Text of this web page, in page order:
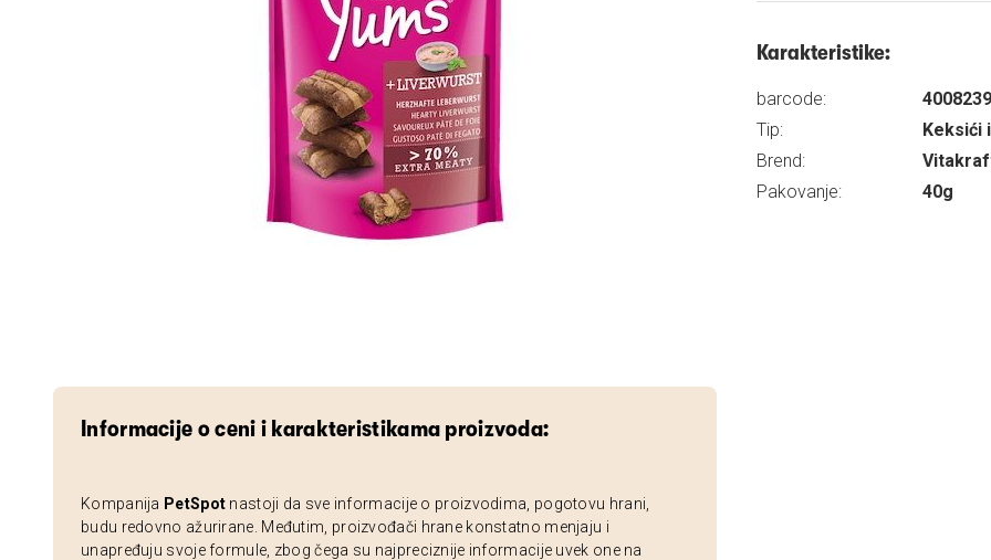
Informacije o ceni i karakteristikama proizvoda:
Kompanija PetSpot nastoji da sve informacije o proizvodima, pogotovu hrani,
budu redovno ažurirane. Međutim, proizvođači hrane konstatno menjaju i
unapređuju svoje formule, zbog čega su najpreciznije informacije uvek one na
Karakteristike:
barcode:
Tip:
Keksići
Brend:
Pakovanje:
40g